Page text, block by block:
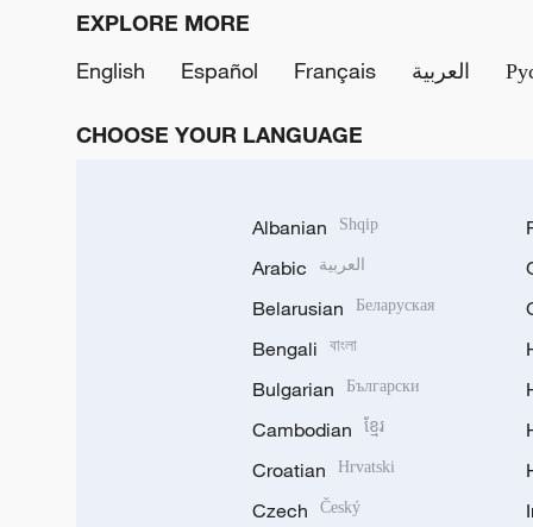
EXPLORE MORE
English
Español Français العربية
CHOOSE YOUR LANGUAGE
Albanian Shqip
Arabic العربية
Belarusian Беларуская
Bengali বাংলা
Bulgarian Български
Cambodian ខ្មែរ
Croatian Hrvatski
Czech Český